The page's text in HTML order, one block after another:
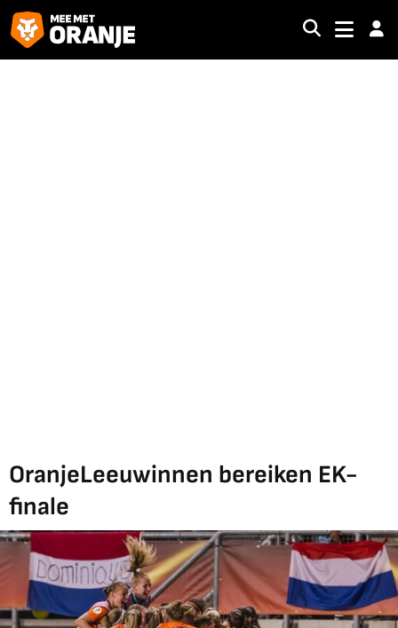
OranjeLeeuwinnen bereiken EK-
finale